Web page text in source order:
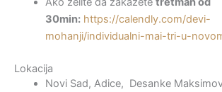
30min: https://calendly.com/devi-
mohanji/individualni-mai-tri-u-
Lokacija
Novi Sad, Adice, Desanke